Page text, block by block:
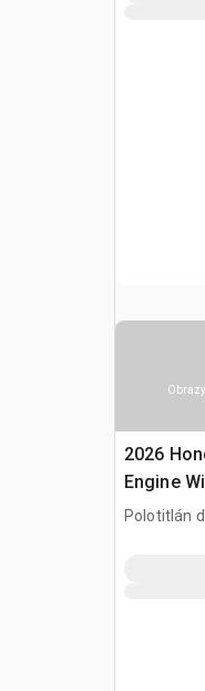
2026
Engine
(Unused)
Polotitlán